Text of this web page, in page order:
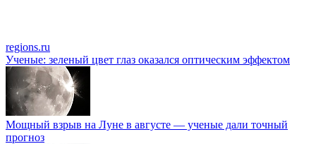
regions.ru
Ученые: зеленый цвет глаз оказался оптическим эффектом
Мощный взрыв на Луне в августе — ученые дали точный
прогноз